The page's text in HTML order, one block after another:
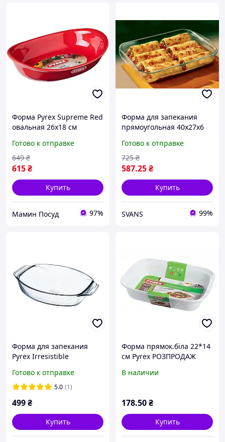
Форма Pyrex Supreme Red
овальная 26х18 см
Готово к отправке
615₴
649 ₴
Купить
Мамин Посуд 97%
Форма для запекания
прямоугольная 40х27х6
Готово к отправке
587.25₴
725 ₴
Купить
SVANS 99%
Форма для запекания
Pyrex Irresistible
(411B000/7646)
стеклянная с ручками
Готово к отправке
5.0 (1)
499₴
Купить
Форма прямок.біла 22*14
см Pyrex РОЗПРОДАЖ
В наличии
178.50₴
Купить